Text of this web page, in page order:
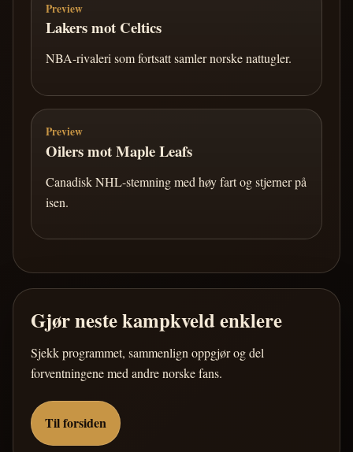
Preview
Lakers mot Celtics
NBA-rivaleri som fortsatt samler norske nattugler.
Preview
Oilers mot Maple Leafs
Canadisk NHL-stemning med høy fart og stjerner på
isen.
Gjør neste kampkveld enklere
Sjekk programmet, sammenlign oppgjør og del
forventningene med andre norske fans.
Til forsiden